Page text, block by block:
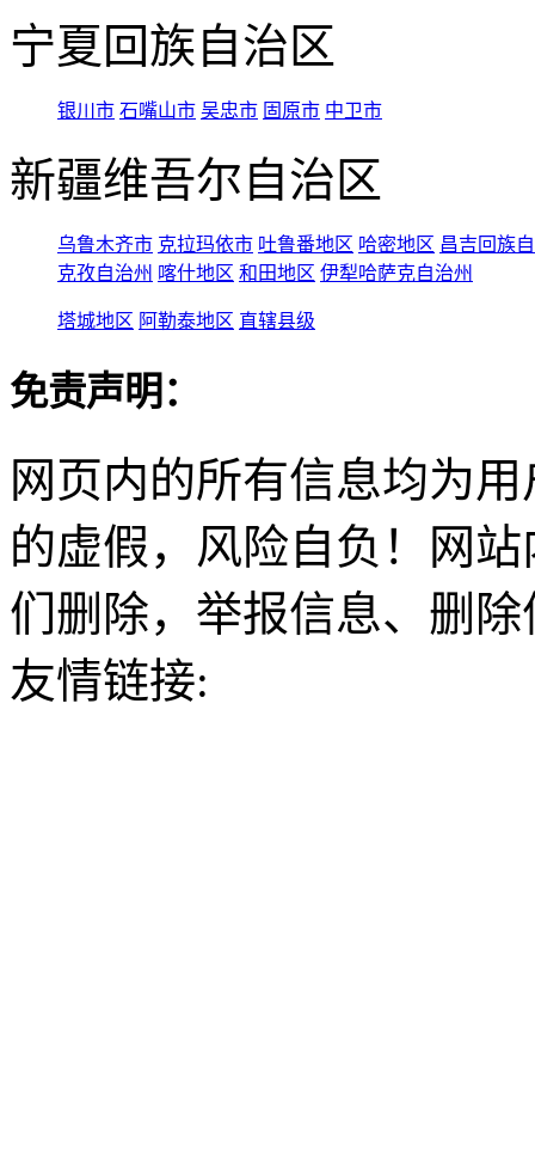
宁夏回族自治区
银川市 石嘴山市 吴忠市 固原市 中卫市
新疆维吾尔自治区
乌鲁木齐市 克拉玛依市 吐鲁番地区 哈密地区 昌吉回族
克孜自治州 喀什地区 和田地区 伊犁哈萨克自治州
塔城地区 阿勒泰地区 直辖县级
免责声明：
网页内的所有信息均为
的虚假，风险自负！网
们删除，举报信息、删
友情链接: